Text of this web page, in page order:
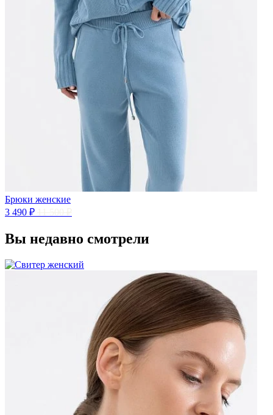
Брюки женские
3 490 ₽
Вы недавно смотрели